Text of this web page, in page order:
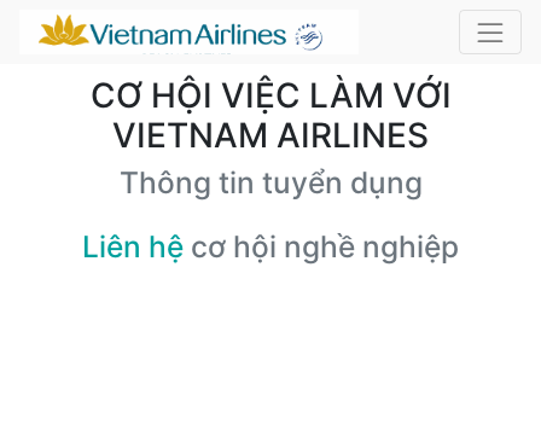
CƠ HỘI VIỆC LÀM VỚI
VIETNAM AIRLINES
Thông tin tuyển dụng
Liên hệ cơ hội nghề nghiệp